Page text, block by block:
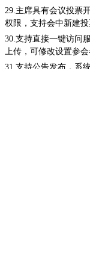
29. 主席具有会议投票
权限，支持会中新建投
30. 支持直接一键访问
上传，可修改设置参会
31. 支持公告发布，系